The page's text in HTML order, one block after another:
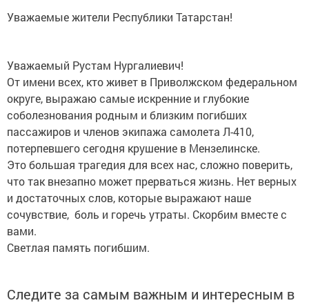
Уважаемые жители Республики Татарстан!
Уважаемый Рустам Нургалиевич!
От имени всех, кто живет в Приволжском федеральном
округе, выражаю самые искренние и глубокие
соболезнования родным и близким погибших
пассажиров и членов экипажа самолета Л-410,
потерпевшего сегодня крушение в Мензелинске.
Это большая трагедия для всех нас, сложно поверить,
что так внезапно может прерваться жизнь. Нет верных
и достаточных слов, которые выражают наше
сочувствие, боль и горечь утраты. Скорбим вместе с
вами.
Светлая память погибшим.
Следите за самым важным и интересным в